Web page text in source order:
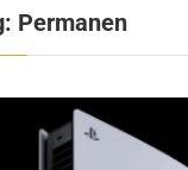
Permanen